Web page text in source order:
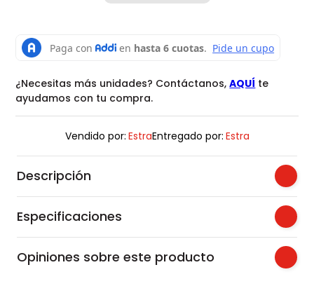
¿Necesitas más unidades? Contáctanos,AQUÍ te
ayudamos con tu compra.
Vendido por: EstraEntregado por: Estra
Descripción
Especificaciones
Opiniones sobre este producto